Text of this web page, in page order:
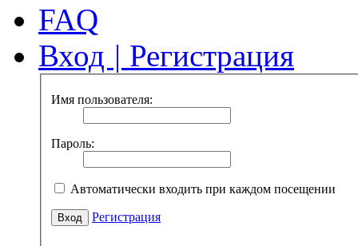
FAQ
Вход | Регистрация
Имя пользователя:
Пароль:
Автоматически входить при каждом посещении
Регистрация